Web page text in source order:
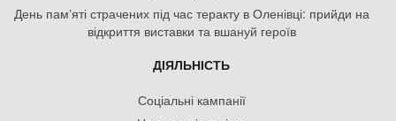
День памʼяті страчених під час теракту в Оленівці: прийди на
відкриття виставки та вшануй героїв
ДІЯЛЬНІСТЬ
Соціальні кампанії